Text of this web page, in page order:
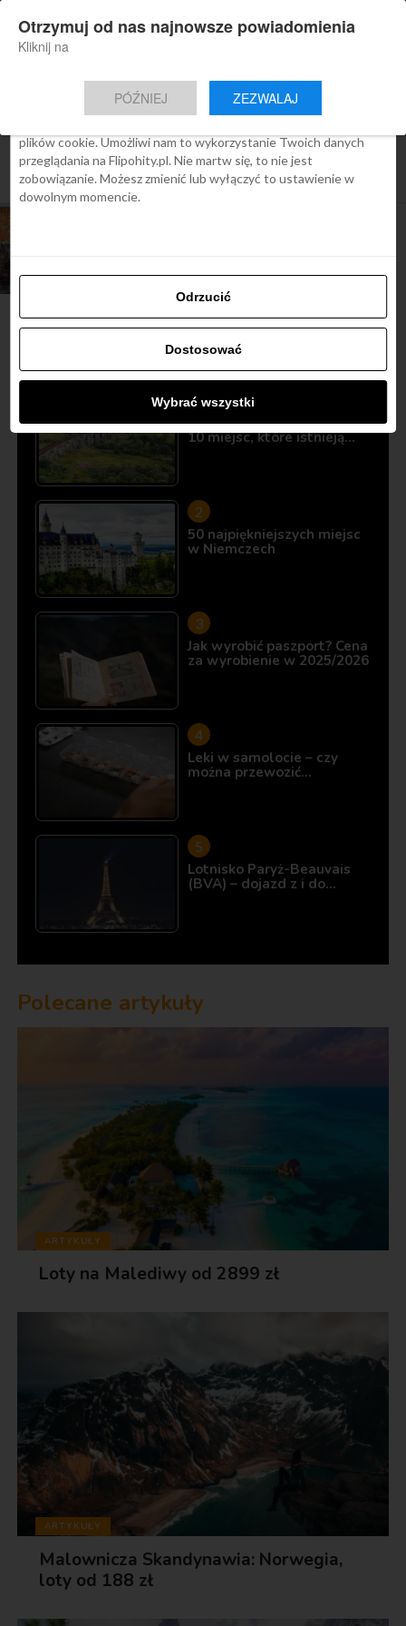
Nowa aplikacja Flipohity
Aktualne wiadomości, artykuły, TOP
Instalacja
All posts tagged "bilety do
birmingham"
Najbardziej popularne
Śladami Harry’ego Pottera:
10 miejsc, które istnieją…
50 najpiękniejszych miejsc
w Niemczech
Jak wyrobić paszport? Cena
za wyrobienie w 2025/2026
Leki w samolocie – czy
można przewozić…
Lotnisko Paryż-Beauvais
(BVA) – dojazd z i do…
Polecane artykuły
ARTYKUŁY
Loty na Malediwy od 2899 zł
ARTYKUŁY
Malownicza Skandynawia: Norwegia,
loty od 188 zł
Zgoda Szczegóły O cookies
Ta strona używa plików cookies
We Flipo robimy wszystko, aby pokazać Ci tylko te treści, które
plików cookie. Umożliwi nam to wykorzystanie Twoich danych
przeglądania na Flipohity.pl. Nie martw się, to nie jest
zobowiązanie. Możesz zmienić lub wyłączyć to ustawienie w
dowolnym momencie.
Odrzucić
Dostosować
Wybrać wszystki
Otrzymuj od nas najnowsze powiadomienia
Kliknij na
PÓŹNIEJ ZEZWALAJ